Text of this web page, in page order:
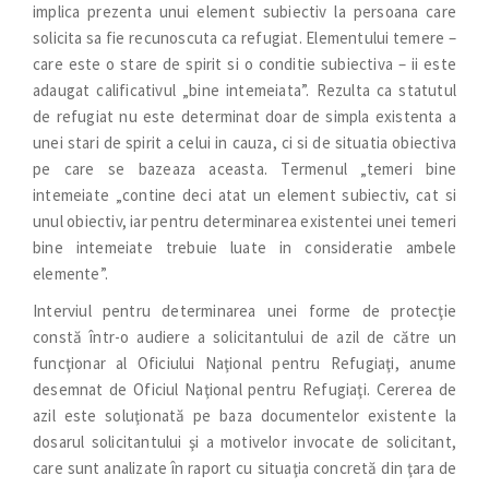
implica prezenta unui element subiectiv la persoana care
solicita sa fie recunoscuta ca refugiat. Elementului temere –
care este o stare de spirit si o conditie subiectiva – ii este
adaugat calificativul „bine intemeiata”. Rezulta ca statutul
de refugiat nu este determinat doar de simpla existenta a
unei stari de spirit a celui in cauza, ci si de situatia obiectiva
pe care se bazeaza aceasta. Termenul „temeri bine
intemeiate „contine deci atat un element subiectiv, cat si
unul obiectiv, iar pentru determinarea existentei unei temeri
bine intemeiate trebuie luate in consideratie ambele
elemente”.
Interviul pentru determinarea unei forme de protecţie
constă într-o audiere a solicitantului de azil de către un
funcţionar al Oficiului Naţional pentru Refugiaţi, anume
desemnat de Oficiul Naţional pentru Refugiaţi. Cererea de
azil este soluţionată pe baza documentelor existente la
dosarul solicitantului şi a motivelor invocate de solicitant,
care sunt analizate în raport cu situaţia concretă din ţara de